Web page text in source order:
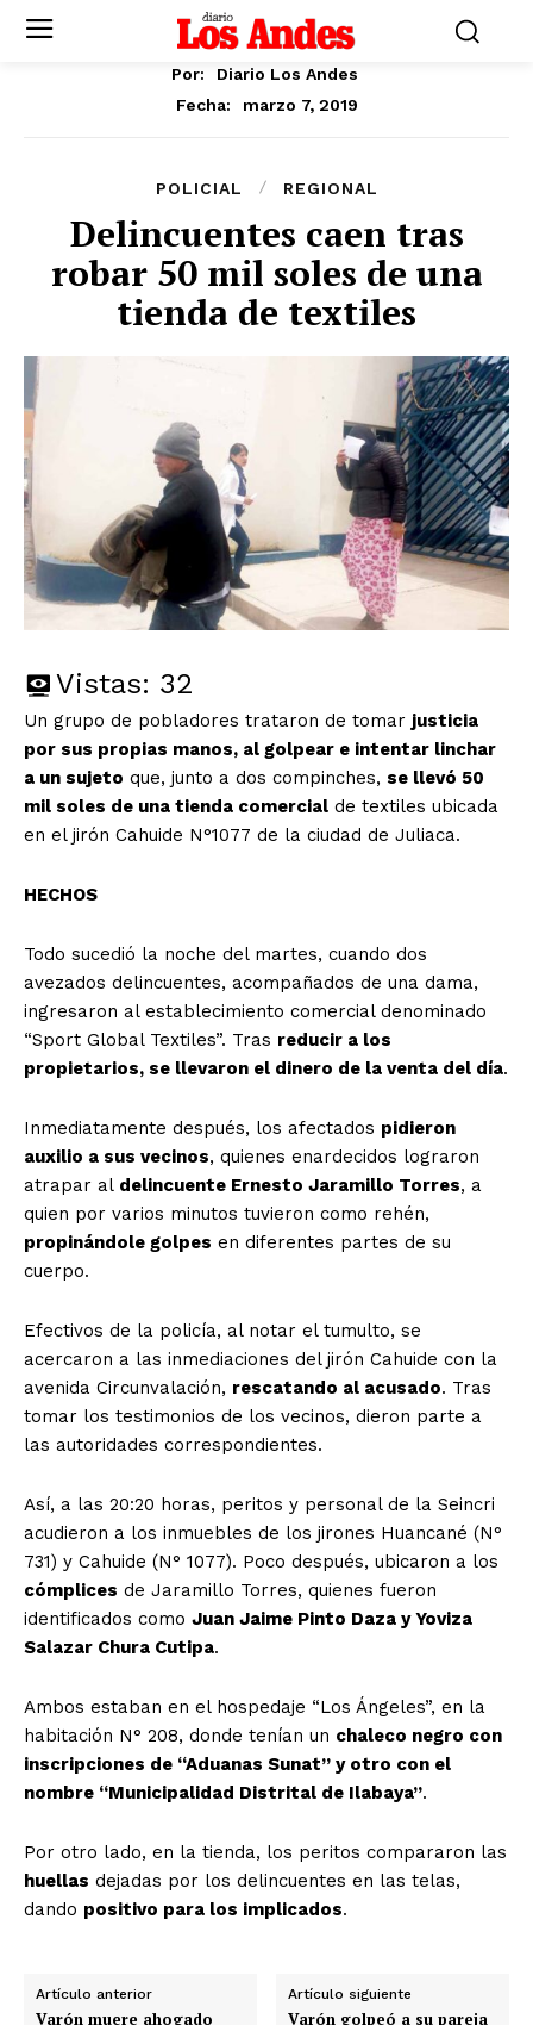
Por:
Diario Los Andes
Fecha:
marzo 7, 2019
POLICIAL REGIONAL
Delincuentes caen tras
robar 50 mil soles de una
tienda de textiles
Vistas: 32
Un grupo de pobladores trataron de tomar justicia
por sus propias manos, al golpear e intentar linchar
a un sujeto que, junto a dos compinches, se llevó 50
mil soles de una tienda comercial de textiles ubicada
en el jirón Cahuide N°1077 de la ciudad de Juliaca.
HECHOS
Todo sucedió la noche del martes, cuando dos
avezados delincuentes, acompañados de una dama,
ingresaron al establecimiento comercial denominado
“Sport Global Textiles”. Tras reducir a los
propietarios, se llevaron el dinero de la venta del día.
Inmediatamente después, los afectados pidieron
auxilio a sus vecinos, quienes enardecidos lograron
atrapar al delincuente Ernesto Jaramillo Torres, a
quien por varios minutos tuvieron como rehén,
propinándole golpes en diferentes partes de su
cuerpo.
Efectivos de la policía, al notar el tumulto, se
acercaron a las inmediaciones del jirón Cahuide con la
avenida Circunvalación, rescatando al acusado. Tras
tomar los testimonios de los vecinos, dieron parte a
las autoridades correspondientes.
Así, a las 20:20 horas, peritos y personal de la Seincri
acudieron a los inmuebles de los jirones Huancané (N°
731) y Cahuide (N° 1077). Poco después, ubicaron a los
cómplices de Jaramillo Torres, quienes fueron
identificados como Juan Jaime Pinto Daza y Yoviza
Salazar Chura Cutipa.
Ambos estaban en el hospedaje “Los Ángeles”, en la
habitación N° 208, donde tenían un chaleco negro con
inscripciones de “Aduanas Sunat” y otro con el
nombre “Municipalidad Distrital de Ilabaya”.
Por otro lado, en la tienda, los peritos compararon las
huellas dejadas por los delincuentes en las telas,
dando positivo para los implicados.
Artículo anterior
Varón muere ahogado
Artículo siguiente
Varón golpeó a su pareja